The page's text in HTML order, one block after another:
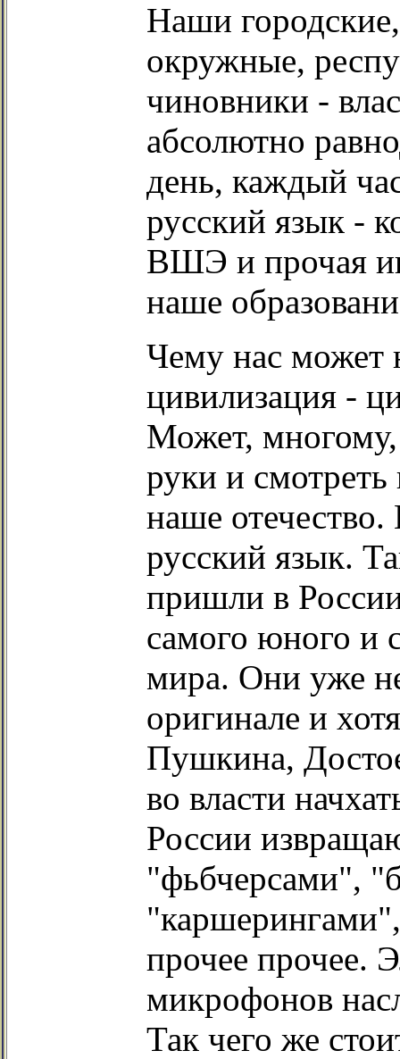
Наши
окружные,
чиновники -
абсолютно
день, каждый
русский язык -
ВШЭ и прочая
наше
Чему нас может
цивилизация -
Может,
руки и
наше
русский язык.
пришли в
самого юного и
мира. Они уже
оригинале и
Пушкина,
во власти
России
"фьбчерсами",
прочее прочее.
микрофонов
Так чего же